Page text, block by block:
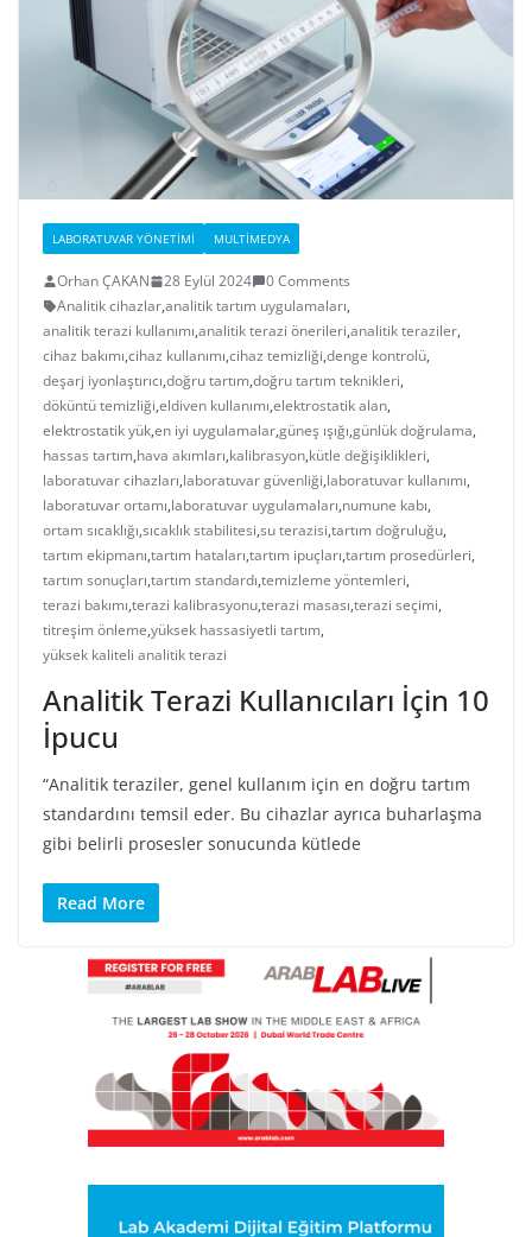
LABORATUVAR YÖNETIMI MULTIMEDYA
Orhan ÇAKAN 28 Eylül 2024
0 Comments
Analitik cihazlar,analitik tartım uygulamaları,
analitik terazi kullanımı,analitik terazi önerileri,analitik teraziler,
cihaz bakımı,cihaz kullanımı,cihaz temizliği,denge kontrolü,
deşarj iyonlaştırıcı,doğru tartım,doğru tartım teknikleri,
döküntü temizliği,eldiven kullanımı,elektrostatik alan,
elektrostatik yük,en iyi uygulamalar,güneş ışığı,günlük doğrulama,
hassas tartım,hava akımları,kalibrasyon,kütle değişiklikleri,
laboratuvar cihazları,laboratuvar güvenliği,laboratuvar kullanımı,
laboratuvar ortamı,laboratuvar uygulamaları,numune kabı,
ortam sıcaklığı,sıcaklık stabilitesi,su terazisi,tartım doğruluğu,
tartım ekipmanı,tartım hataları,tartım ipuçları,tartım prosedürleri,
tartım sonuçları,tartım standardı,temizleme yöntemleri,
terazi bakımı,terazi kalibrasyonu,terazi masası,terazi seçimi,
titreşim önleme,yüksek hassasiyetli tartım,
yüksek kaliteli analitik terazi
Analitik Terazi Kullanıcıları İçin 10
İpucu
“Analitik teraziler, genel kullanım için en doğru tartım
standardını temsil eder. Bu cihazlar ayrıca buharlaşma
gibi belirli prosesler sonucunda kütlede
Read More